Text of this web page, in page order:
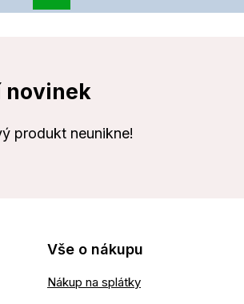
novinek
produkt neunikne!
Vše o nákupu
Nákup na splátky